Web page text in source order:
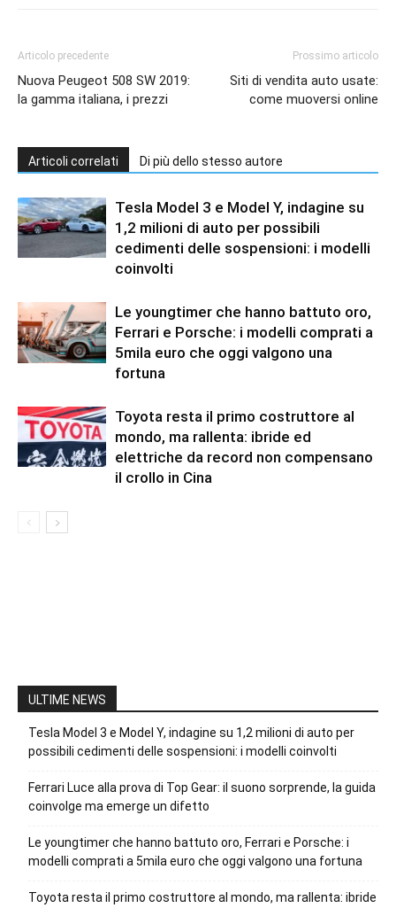
Articolo precedente
Nuova Peugeot 508 SW 2019:
la gamma italiana, i prezzi
Prossimo articolo
Siti di vendita auto usate:
come muoversi online
Articoli correlati Di più dello stesso autore
Tesla Model 3 e Model Y, indagine su
1,2 milioni di auto per possibili
cedimenti delle sospensioni: i modelli
coinvolti
Le youngtimer che hanno battuto oro,
Ferrari e Porsche: i modelli comprati a
5mila euro che oggi valgono una
fortuna
Toyota resta il primo costruttore al
mondo, ma rallenta: ibride ed
elettriche da record non compensano
il crollo in Cina
ULTIME NEWS
Tesla Model 3 e Model Y, indagine su 1,2 milioni di auto per
possibili cedimenti delle sospensioni: i modelli coinvolti
Ferrari Luce alla prova di Top Gear: il suono sorprende, la guida
coinvolge ma emerge un difetto
Le youngtimer che hanno battuto oro, Ferrari e Porsche: i
modelli comprati a 5mila euro che oggi valgono una fortuna
Toyota resta il primo costruttore al mondo, ma rallenta: ibride